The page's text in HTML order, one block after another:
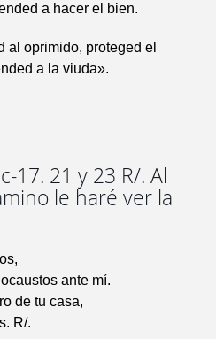
a hacer el bien.
al oprimido, proteged el
a la viuda».
17. 21 y 23 R/. Al
le haré ver la
ante mí.
de tu casa,
R/.